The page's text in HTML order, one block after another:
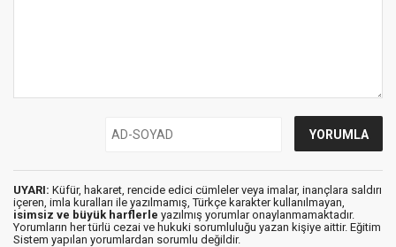
UYARI: Küfür, hakaret, rencide edici cümleler veya imalar, inançlara saldırı
içeren, imla kuralları ile yazılmamış, Türkçe karakter kullanılmayan,
isimsiz ve büyük harflerle yazılmış yorumlar onaylanmamaktadır.
Yorumların her türlü cezai ve hukuki sorumluluğu yazan kişiye aittir. Eğitim
Sistem yapılan yorumlardan sorumlu değildir.